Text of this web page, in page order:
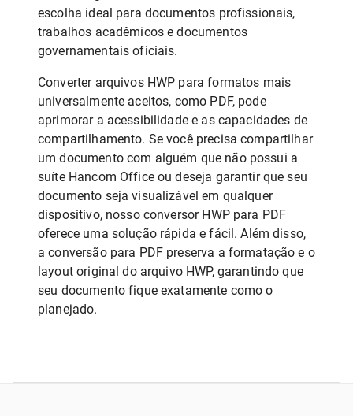
escolha ideal para documentos profissionais,
trabalhos acadêmicos e documentos
governamentais oficiais.
Converter arquivos HWP para formatos mais
universalmente aceitos, como PDF, pode
aprimorar a acessibilidade e as capacidades de
compartilhamento. Se você precisa compartilhar
um documento com alguém que não possui a
suíte Hancom Office ou deseja garantir que seu
documento seja visualizável em qualquer
dispositivo, nosso conversor HWP para PDF
oferece uma solução rápida e fácil. Além disso,
a conversão para PDF preserva a formatação e o
layout original do arquivo HWP, garantindo que
seu documento fique exatamente como o
planejado.